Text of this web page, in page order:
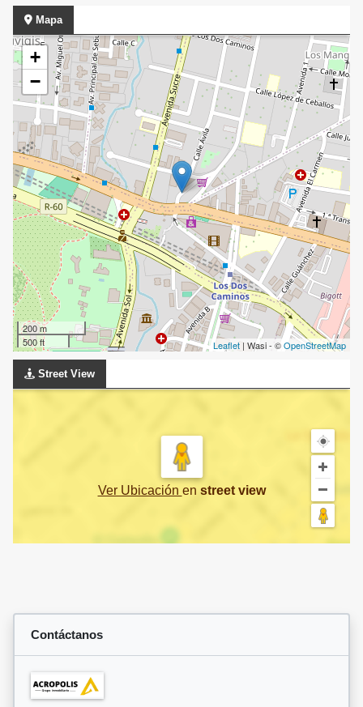
Mapa
+
−
200 m
500 ft
Leaflet | Wasi - ©OpenStreetMap
Street View
Ver Ubicación en street view
Contáctanos